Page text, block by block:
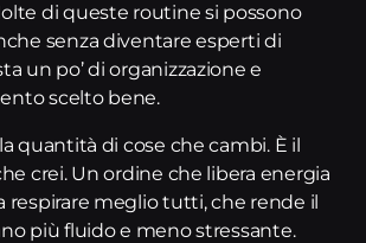
di queste routine si possono
senza diventare esperti di
un po’ di organizzazione e
scelto bene.
quantità di cose che cambi. È il
crei. Un ordine che libera energia
respirare meglio tutti, che rende il
più fluido e meno stressante.